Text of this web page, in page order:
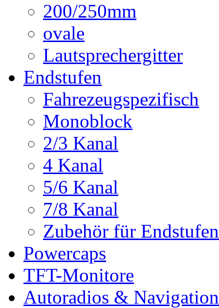
200/250mm
ovale
Lautsprechergitter
Endstufen
Fahrezeugspezifisch
Monoblock
2/3 Kanal
4 Kanal
5/6 Kanal
7/8 Kanal
Zubehör für Endstufen
Powercaps
TFT-Monitore
Autoradios & Navigation